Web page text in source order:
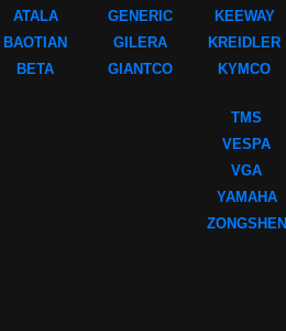
ATALA
BAOTIAN
BETA
GENERIC
GILERA
GIANTCO
KEEWAY
KREIDLER
KYMCO
TMS
VESPA
VGA
YAMAHA
ZONGSHEN